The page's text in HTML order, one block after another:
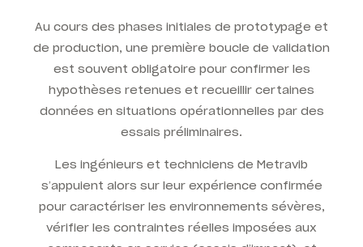
Au cours des phases initiales de prototypage et
de production, une première boucle de validation
est souvent obligatoire pour confirmer les
hypothèses retenues et recueillir certaines
données en situations opérationnelles par des
essais préliminaires.
Les ingénieurs et techniciens de Metravib
s’appuient alors sur leur expérience confirmée
pour caractériser les environnements sévères,
vérifier les contraintes réelles imposées aux